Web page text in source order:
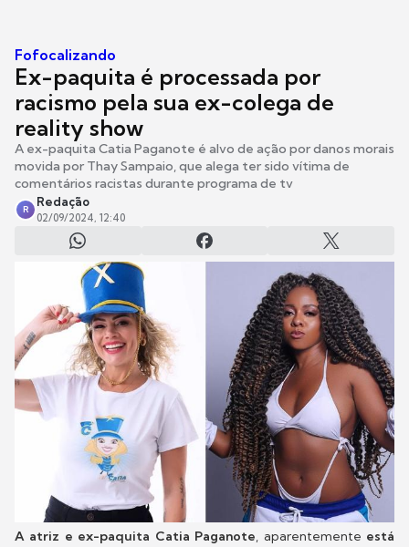
Fofocalizando
Ex-paquita é processada por
racismo pela sua ex-colega de
reality show
A ex-paquita Catia Paganote é alvo de ação por danos morais
movida por Thay Sampaio, que alega ter sido vítima de
comentários racistas durante programa de tv
R
Redação
02/09/2024, 12:40
A atriz e ex-paquita Catia Paganote, aparentemente está